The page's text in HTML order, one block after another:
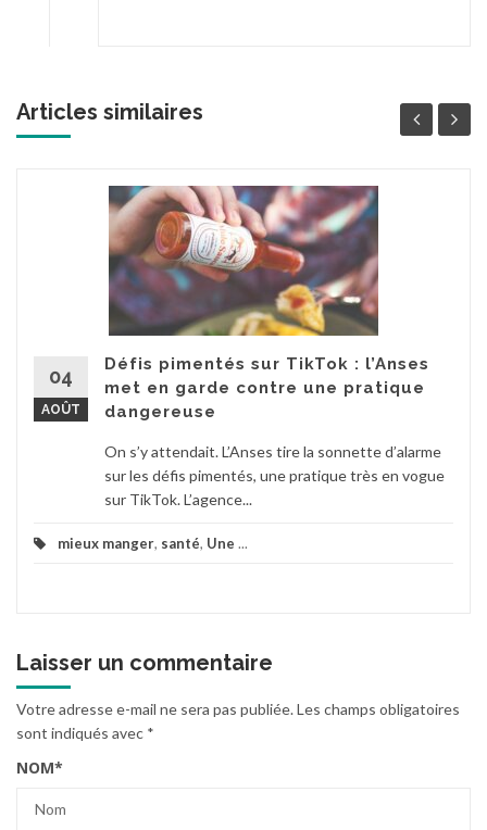
Articles similaires
04
AOÛT
Défis pimentés sur TikTok : l’Anses
met en garde contre une pratique
dangereuse
On s’y attendait. L’Anses tire la sonnette d’alarme
sur les défis pimentés, une pratique très en vogue
sur TikTok. L’agence...
mieux manger, santé, Une ...
Laisser un commentaire
Votre adresse e-mail ne sera pas publiée.Les champs obligatoires
sont indiqués avec *
NOM*